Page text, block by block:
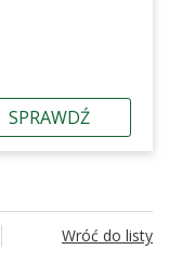
SPRAWDŹ
Wróć do listy